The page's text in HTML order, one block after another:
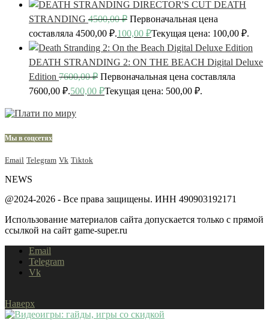
DEATH
STRANDING 4500,00₽ Первоначальная цена
составляла 4500,00 ₽.100,00 ₽Текущая цена: 100,00 ₽.
DEATH STRANDING 2: ON THE BEACH Digital Deluxe
Edition 7600,00₽ Первоначальная цена составляла
7600,00 ₽.500,00 ₽Текущая цена: 500,00 ₽.
Мы в соцсетях
Email Telegram Vk Tiktok
NEWS
@2024-2026 - Все права защищены. ИНН 490903192171
Использование материалов сайта допускается только с прямой
ссылкой на сайт game-super.ru
Email
Telegram
Vk
Наверх